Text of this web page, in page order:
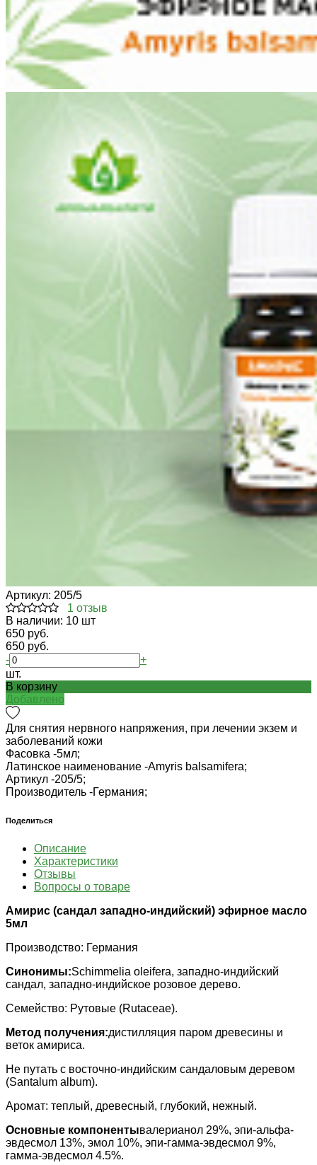
Артикул: 205/5
1 отзыв
В наличии: 10 шт
650 руб.
650 руб.
-
+
шт.
В корзину
Добавлено
Для снятия нервного напряжения, при лечении экзем и
заболеваний кожи
Фасовка -5мл;
Латинское наименование -Amyris balsamifera;
Артикул -205/5;
Производитель -Германия;
Поделиться
Описание
Характеристики
Отзывы
Вопросы о товаре
Амирис (сандал западно-индийский) эфирное масло
5мл
Производство: Германия
Синонимы:Schimmelia oleifera, западно-индийский
сандал, западно-индийское розовое дерево.
Семейство: Рутовые (Rutaceae).
Метод получения:дистилляция паром древесины и
веток амириса.
Не путать с восточно-индийским сандаловым деревом
(Santalum album).
Аромат: теплый, древесный, глубокий, нежный.
Основные компонентывалерианол 29%, эпи-альфа-
эвдесмол 13%, эмол 10%, эпи-гамма-эвдесмол 9%,
гамма-эвдесмол 4.5%.